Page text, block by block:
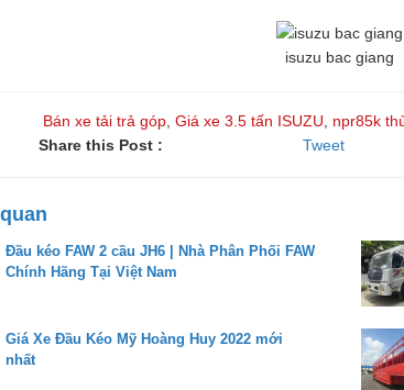
isuzu bac giang
Bán xe tải trả góp, Giá xe 3.5 tấn ISUZU npr85k
Share this Post :
Tweet
Đầu kéo FAW 2 cầu JH6 | Nhà Phân Phối FAW
Chính Hãng Tại Việt Nam
Giá Xe Đầu Kéo Mỹ Hoàng Huy 2022 mới
nhất